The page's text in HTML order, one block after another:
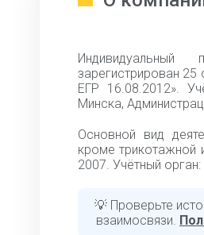
Индивидуальный
зарегистрирован
ЕГР 16.08.2012».
Минска,
Основной вид
кроме трикотажной
2007. Учётный
💡 Проверьте
взаимосвязи.